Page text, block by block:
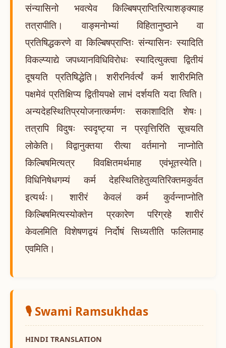
संन्यासिनो भवत्येव किल्बिषप्राप्तिरित्याशङ्क्याह
तत्रापीति। वाङ्मनोभ्यां विहितानुष्ठाने वा
प्रतिषिद्धकरणे वा किल्बिषप्राप्तिः संन्यासिनः स्यादिति
विकल्प्याद्ये जपध्यानविधिविरोधः स्यादित्युक्त्वा द्वितीयं
दूषयति प्रतिषिद्धेति। शरीरनिर्वर्त्यं कर्म शारीरमिति
पक्षमेवं प्रतिक्षिप्य द्वितीयपक्षे लाभं दर्शयति यदा त्विति।
अन्यदेहस्थितिप्रयोजनात्कर्मणः सकाशादिति शेषः।
तत्रापि विदुषः स्वदृष्ट्या न प्रवृत्तिरिति सूचयति
लोकेति। विद्वानुक्तया रीत्या वर्तमानो नाप्नोति
किल्बिषमित्यत्र विवक्षितमर्थमाह एवंभूतस्येति।
विधिनिषेधगम्यं कर्म देहस्थितिहेतुव्यतिरिक्तमकुर्वत
इत्यर्थः। शारीरं केवलं कर्म कुर्वन्नाप्नोति
किल्बिषमित्यस्योक्तेन प्रकारेण परिग्रहे शारीरं
केवलमिति विशेषणद्वयं निर्दोषं सिध्यतीति फलितमाह
एवमिति।
🎙️ Swami Ramsukhdas
HINDI TRANSLATION